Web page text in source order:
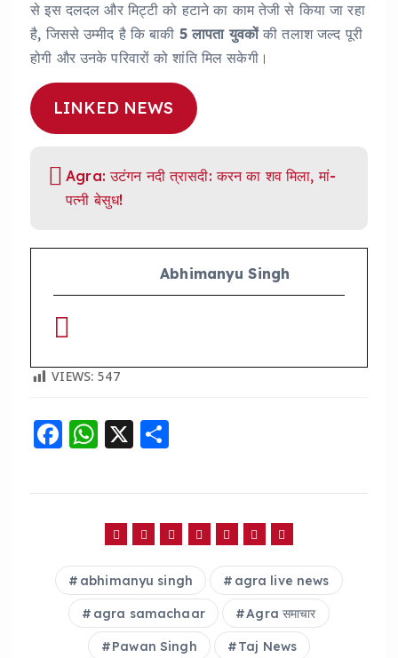
से इस दलदल और मिट्टी को हटाने का काम तेजी से किया जा रहा
है, जिससे उम्मीद है कि बाकी 5 लापता युवकोंकी तलाश जल्द पूरी
होगी और उनके परिवारों को शांति मिल सकेगी।
LINKED NEWS
Agra: उटंगन नदी त्रासदी: करन का शव मिला, मां-
पत्नी बेसुध!
Abhimanyu Singh
VIEWS: 547
F
c
o
o
k
W
a
ts
A
p
p
X
a
re
abhimanyu singh agra live news
agra samachaar Agra समाचार
Pawan Singh Taj News